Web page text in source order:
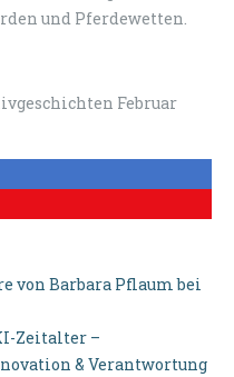
und Pferdewetten.
Februar
von Barbara Pflaum bei
Zeitalter –
& Verantwortung